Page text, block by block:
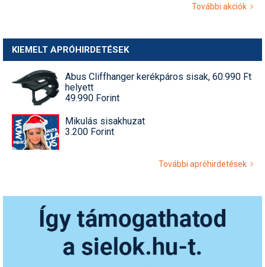
További akciók
KIEMELT APRÓHIRDETÉSEK
Abus Cliffhanger kerékpáros sisak, 60.990 Ft
helyett
49.990 Forint
Mikulás sisakhuzat
3.200 Forint
További apróhirdetések